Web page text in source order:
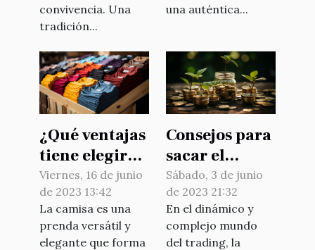
convivencia. Una
tradición...
una auténtica...
¿Qué ventajas
tiene elegir
una camiseta
chidomarque
frente a otras
marcas ?
Viernes, 16 de junio
de 2023 13:42
La camisa es una
prenda versátil y
elegante que forma
Consejos para
sacar el
máximo
partido a su
inversión
Sábado, 3 de junio
de 2023 21:32
En el dinámico y
complejo mundo
del trading, la